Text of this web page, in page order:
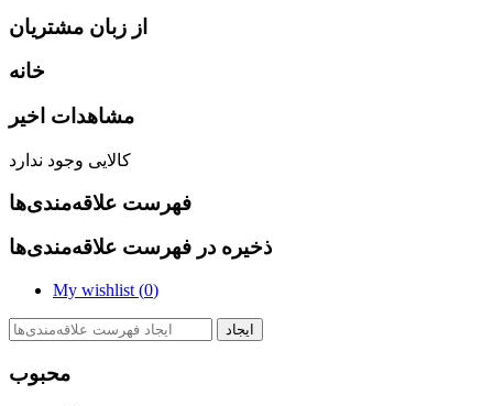
از زبان مشتریان
خانه
مشاهدات اخیر
کالایی وجود ندارد
فهرست علاقه‌مندی‌ها
ذخیره در فهرست علاقه‌مندی‌ها
My wishlist (0)
ایجاد
محبوب